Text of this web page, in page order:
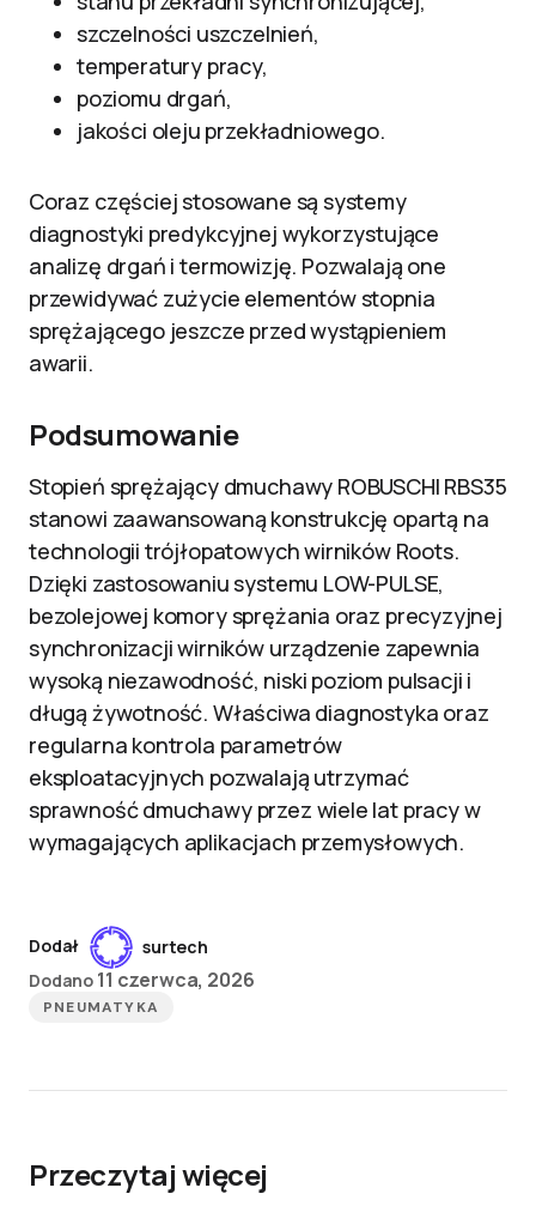
szczelności uszczelnień,
temperatury pracy,
poziomu drgań,
jakości oleju przekładniowego.
Coraz częściej stosowane są systemy
diagnostyki predykcyjnej wykorzystujące
analizę drgań i termowizję. Pozwalają one
przewidywać zużycie elementów stopnia
sprężającego jeszcze przed wystąpieniem
awarii.
Podsumowanie
Stopień sprężający dmuchawy ROBUSCHI RBS35
stanowi zaawansowaną konstrukcję opartą na
technologii trójłopatowych wirników Roots.
Dzięki zastosowaniu systemu LOW-PULSE,
bezolejowej komory sprężania oraz precyzyjnej
synchronizacji wirników urządzenie zapewnia
wysoką niezawodność, niski poziom pulsacji i
długą żywotność. Właściwa diagnostyka oraz
regularna kontrola parametrów
eksploatacyjnych pozwalają utrzymać
sprawność dmuchawy przez wiele lat pracy w
wymagających aplikacjach przemysłowych.
Dodał
surtech
Dodano 11 czerwca, 2026
PNEUMATYKA
Przeczytaj więcej